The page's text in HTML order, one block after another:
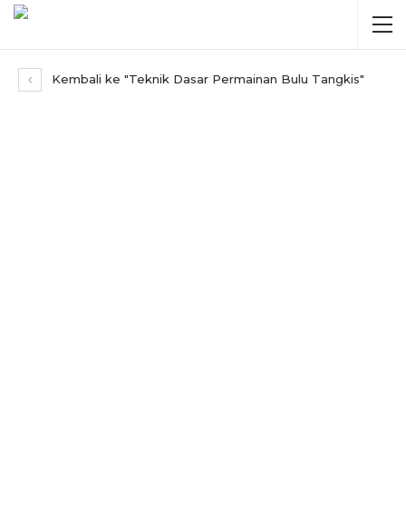
Kembali ke "Teknik Dasar Permainan Bulu Tangkis"